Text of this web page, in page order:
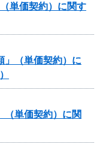
単価契約）に関す
（単価契約）に
単価契約）に関